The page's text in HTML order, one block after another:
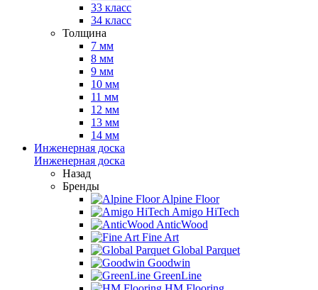
33 класс
34 класс
Толщина
7 мм
8 мм
9 мм
10 мм
11 мм
12 мм
13 мм
14 мм
Инженерная доска
Инженерная доска
Назад
Бренды
Alpine Floor
Amigo HiTech
AnticWood
Fine Art
Global Parquet
Goodwin
GreenLine